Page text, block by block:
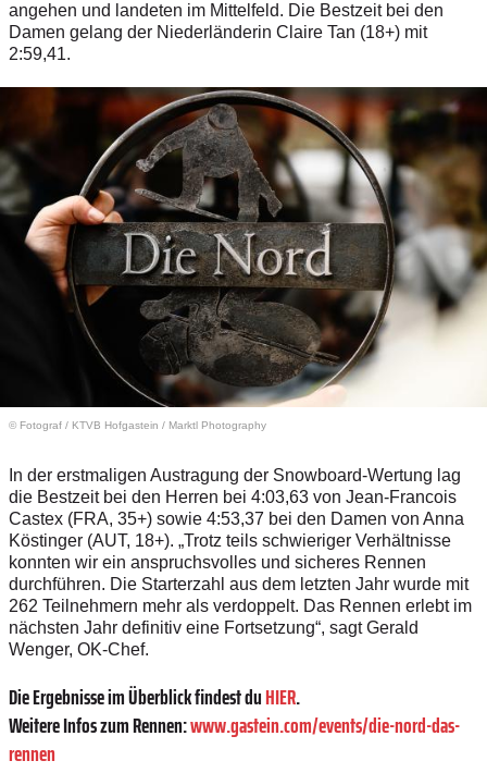
angehen und landeten im Mittelfeld. Die Bestzeit bei den
Damen gelang der Niederländerin Claire Tan (18+) mit
2:59,41.
© Fotograf / KTVB Hofgastein / Marktl Photography
In der erstmaligen Austragung der Snowboard-Wertung lag
die Bestzeit bei den Herren bei 4:03,63 von Jean-Francois
Castex (FRA, 35+) sowie 4:53,37 bei den Damen von Anna
Köstinger (AUT, 18+). „Trotz teils schwieriger Verhältnisse
konnten wir ein anspruchsvolles und sicheres Rennen
durchführen. Die Starterzahl aus dem letzten Jahr wurde mit
262 Teilnehmern mehr als verdoppelt. Das Rennen erlebt im
nächsten Jahr definitiv eine Fortsetzung“, sagt Gerald
Wenger, OK-Chef.
Die Ergebnisse im Überblick findest duHIER.
Weitere Infos zum Rennen:www.gastein.com/events/die-nord-das-
rennen